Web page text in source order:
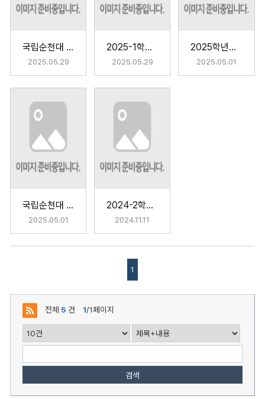
국립순천대 학생생활관, SCNU-RC 프로그램 통해 ‘함께 성장하는 공동체’ 실현
2025.05.29
2025-1학기 '여울 야시장'
2025.05.29
2025학년도 1학기 중간고사 응원 이벤트 개최
2025.05.01
국립순천대 학생생활관, ‘음·특·간’ 행사로 중간고사 응원 이벤트 개최
2025.05.01
2024-2학기 새롬야시장 행사
2024.11.11
1
전체 5 건 1/1페이지
검색